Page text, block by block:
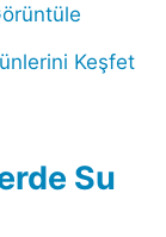
Keşfet
Su